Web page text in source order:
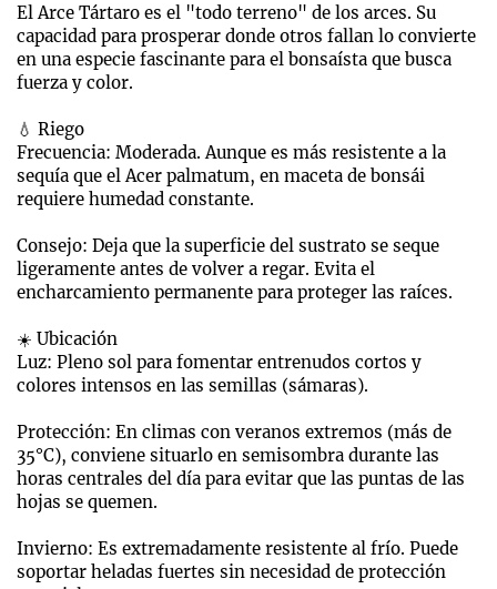
El Arce Tártaro es el "todo terreno" de los arces. Su
capacidad para prosperar donde otros fallan lo convierte
en una especie fascinante para el bonsaísta que busca
fuerza y color.
💧 Riego
Frecuencia: Moderada. Aunque es más resistente a la
sequía que el Acer palmatum, en maceta de bonsái
requiere humedad constante.
Consejo: Deja que la superficie del sustrato se seque
ligeramente antes de volver a regar. Evita el
encharcamiento permanente para proteger las raíces.
☀️ Ubicación
Luz: Pleno sol para fomentar entrenudos cortos y
colores intensos en las semillas (sámaras).
Protección: En climas con veranos extremos (más de
35°C), conviene situarlo en semisombra durante las
horas centrales del día para evitar que las puntas de las
hojas se quemen.
Invierno: Es extremadamente resistente al frío. Puede
soportar heladas fuertes sin necesidad de protección